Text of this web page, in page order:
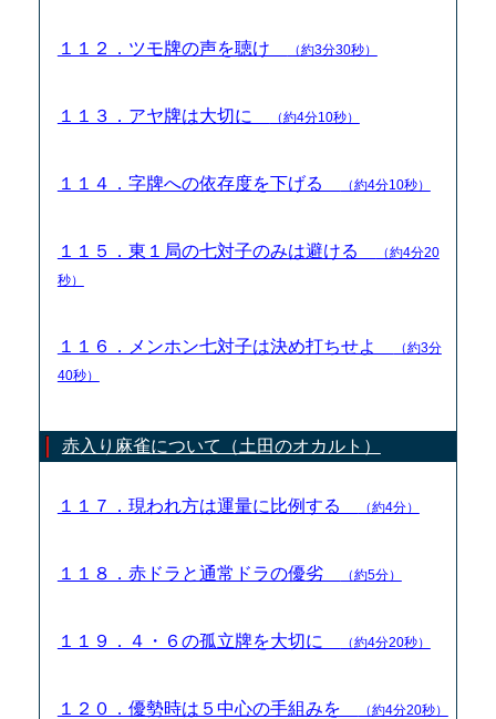
１１２．ツモ牌の声を聴け （約3分30秒）
１１３．アヤ牌は大切に （約4分10秒）
１１４．字牌への依存度を下げる （約4分10秒）
１１５．東１局の七対子のみは避ける
（約4分20
秒）
１１６．メンホン七対子は決め打ちせよ
（約3分
40秒）
赤入り麻雀について（土田のオカルト）
１１７．現われ方は運量に比例する （約4分）
１１８．赤ドラと通常ドラの優劣 （約5分）
１１９．４・６の孤立牌を大切に （約4分20秒）
１２０．優勢時は５中心の手組みを （約4分20秒）